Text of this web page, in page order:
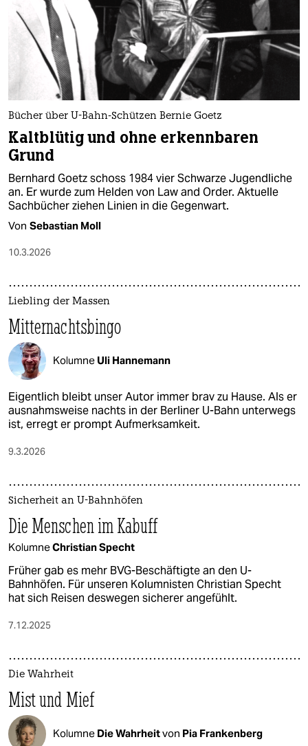
epaper login
Bücher über U-Bahn-Schützen Bernie Goetz
Kaltblütig und ohne erkennbaren
Grund
Bernhard Goetz schoss 1984 vier Schwarze Jugendliche
an. Er wurde zum Helden von Law and Order. Aktuelle
Sachbücher ziehen Linien in die Gegenwart.
Von Sebastian Moll
10.3.2026
Liebling der Massen
Mitternachtsbingo
Kolumne Uli Hannemann
Eigentlich bleibt unser Autor immer brav zu Hause. Als er
ausnahmsweise nachts in der Berliner U-Bahn unterwegs
ist, erregt er prompt Aufmerksamkeit.
9.3.2026
Sicherheit an U-Bahnhöfen
Die Menschen im Kabuff
KolumneChristian Specht
Früher gab es mehr BVG-Beschäftigte an den U-
Bahnhöfen. Für unseren Kolumnisten Christian Specht
hat sich Reisen deswegen sicherer angefühlt.
7.12.2025
Die Wahrheit
Mist und Mief
Kolumne Die Wahrheitvon Pia Frankenberg